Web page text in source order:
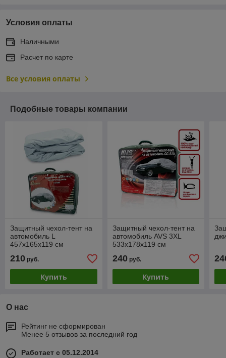
Условия оплаты
Наличными
Расчет по карте
Все условия оплаты
Подобные товары компании
Защитный чехол-тент на
автомобиль L
457х165х119 см
210 руб.
Купить
Защитный чехол-тент на
автомобиль AVS 3XL
533х178х119 см
240руб.
Купить
О нас
Рейтинг не сформирован
Менее 5 отзывов за последний год
Работает с 05.12.2014